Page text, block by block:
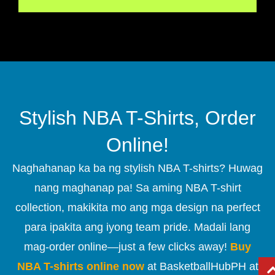
Stylish NBA T-Shirts, Order
Online!
Naghahanap ka ba ng stylish NBA T-shirts? Huwag
nang maghanap pa! Sa aming NBA T-shirt
collection, makikita mo ang mga design na perfect
para ipakita ang iyong team pride. Madali lang
mag-order online—just a few clicks away! Buy
NBA T-shirts online nowat BasketballHubPH at